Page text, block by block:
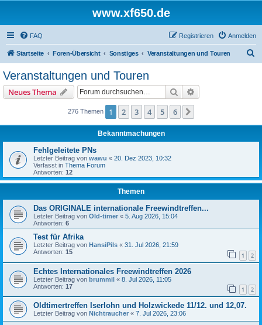
www.xf650.de
FAQ Anmelden
Registrieren
Startseite Foren-Übersicht Sonstiges Veranstaltungen und Touren
Veranstaltungen und Touren
Neues Thema Suche
276 Themen 1 2 3 4 5 6
Bekanntmachungen
Fehlgeleitete PNs
Letzter Beitrag von wawu « 20. Dez 2023, 10:32
Verfasst in Thema Forum
Antworten: 12
Themen
Das ORIGINALE internationale Freewindtreffen...
Letzter Beitrag von Old-timer « 5. Aug 2026, 15:04
Antworten: 6
Test für Afrika
Letzter Beitrag von HansiPils « 31. Jul 2026, 21:59
Antworten: 15 1 2
Echtes Internationales Freewindtreffen 2026
Letzter Beitrag von brummil « 8. Jul 2026, 11:05
Antworten: 17 1 2
Oldtimertreffen Iserlohn und Holzwickede 11/12. und 12,07.
Letzter Beitrag von Nichtraucher « 7. Jul 2026, 23:06